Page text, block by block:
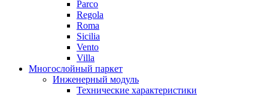
Parco
Regola
Roma
Sicilia
Vento
Villa
Многослойный паркет
Инженерный модуль
Технические характеристики